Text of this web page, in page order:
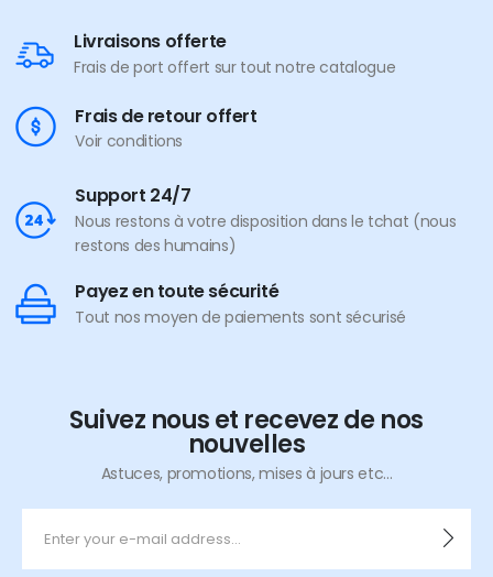
Livraisons offerte
Frais de port offert sur tout notre catalogue
Frais de retour offert
Voir conditions
Support 24/7
Nous restons à votre disposition dans le tchat (nous
restons des humains)
Payez en toute sécurité
Tout nos moyen de paiements sont sécurisé
Suivez nous et recevez de nos
nouvelles
Astuces, promotions, mises à jours etc...